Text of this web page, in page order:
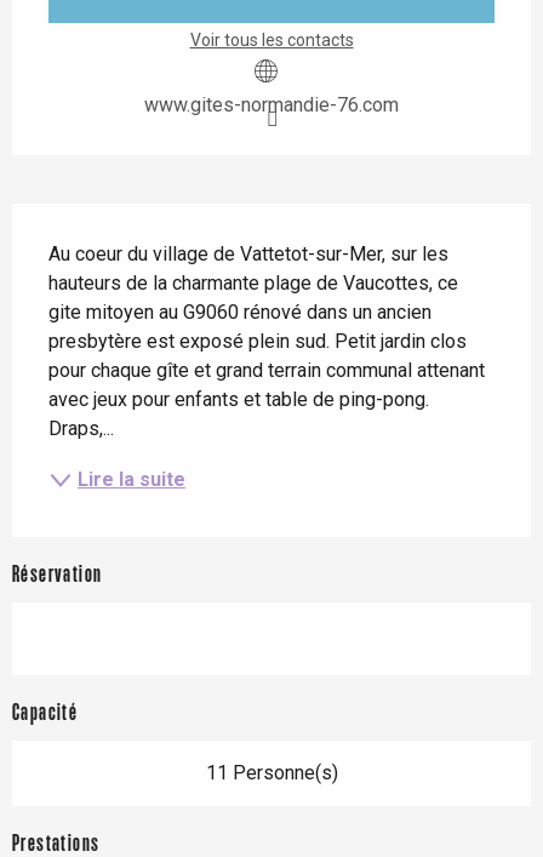
Voir tous les contacts
www.gites-normandie-76.com
Au coeur du village de Vattetot-sur-Mer, sur les
hauteurs de la charmante plage de Vaucottes, ce
gite mitoyen au G9060 rénové dans un ancien
presbytère est exposé plein sud. Petit jardin clos
pour chaque gîte et grand terrain communal attenant
avec jeux pour enfants et table de ping-pong.
Draps,...
Lire la suite
Réservation
Capacité
11 Personne(s)
Prestations